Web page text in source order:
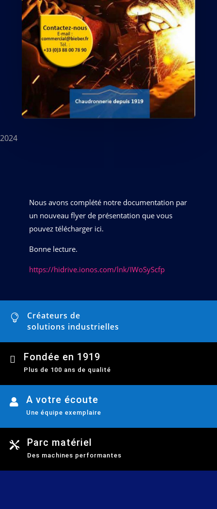
Nous avons complété notre documentation par
un nouveau flyer de présentation que vous
pouvez télécharger ici.
Bonne lecture.
https://hidrive.ionos.com/lnk/IWoSyScfp

Créateurs de
solutions industrielles
 Fondée en 1919
Plus de 100 ans de qualité
 A votre écoute
Une équipe exemplaire
 Parc matériel
Des machines performantes